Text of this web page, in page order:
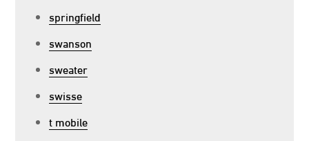
springfield
swanson
sweater
swisse
t mobile